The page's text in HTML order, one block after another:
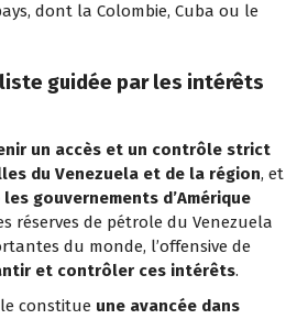
dont la Colombie, Cuba ou le
guidée par les intérêts
un accès et un contrôle strict
du Venezuela et de la région, et
gouvernements d’Amérique
réserves de pétrole du Venezuela
du monde, l’offensive de
et contrôler ces intérêts.
constitue une avancée dans